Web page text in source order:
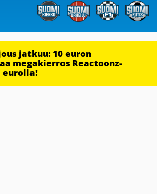
jatkuu: 10 euron
megakierros Reactoonz-
eurolla!